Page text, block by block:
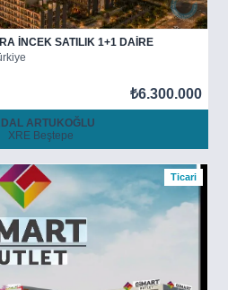
İNCEK SATILIK 1+1 DAİRE
₺6.300.000
ARTUKOĞLU
XRE Beştepe
Ticari